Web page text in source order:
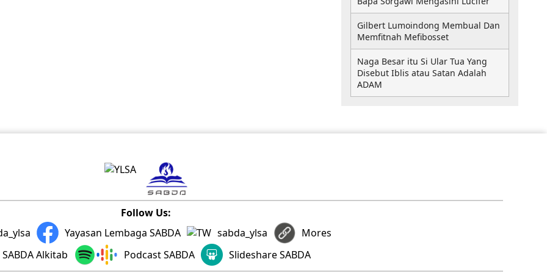
Gilbert Lumoindong Membual Dan
Memfitnah Mefibosset
Naga Besar itu Si Ular Tua Yang
Disebut Iblis atau Satan Adalah
ADAM
Follow Us:
Yayasan Lembaga SABDA sabda_ylsa
Mores
SABDA Alkitab
Podcast SABDA Slideshare SABDA